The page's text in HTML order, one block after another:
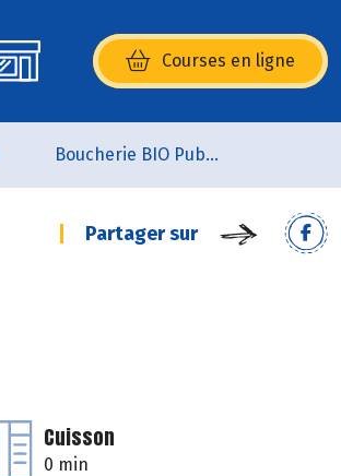
Courses en ligne
(s’ouvre dans une nouvelle
Boucherie BIO Publier
Partager sur
Cuisson
0 min